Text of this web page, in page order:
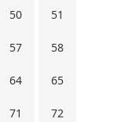
50 51
57 58
64 65
71 72